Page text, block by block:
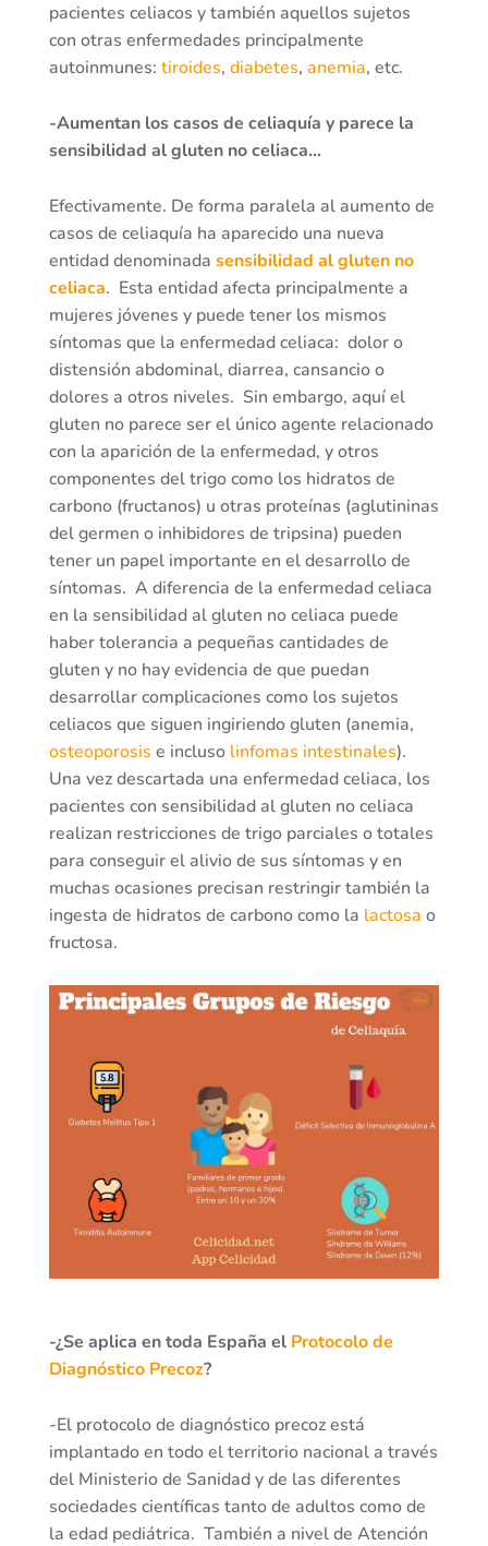
pacientes celiacos y también aquellos sujetos
con otras enfermedades principalmente
autoinmunes: tiroides, diabetes, anemia, etc.
-Aumentan los casos de celiaquía y parece la
sensibilidad al gluten no celiaca…
Efectivamente. De forma paralela al aumento de
casos de celiaquía ha aparecido una nueva
entidad denominada sensibilidad al gluten no
celiaca. Esta entidad afecta principalmente a
mujeres jóvenes y puede tener los mismos
síntomas que la enfermedad celiaca: dolor o
distensión abdominal, diarrea, cansancio o
dolores a otros niveles. Sin embargo, aquí el
gluten no parece ser el único agente relacionado
con la aparición de la enfermedad, y otros
componentes del trigo como los hidratos de
carbono (fructanos) u otras proteínas (aglutininas
del germen o inhibidores de tripsina) pueden
tener un papel importante en el desarrollo de
síntomas. A diferencia de la enfermedad celiaca
en la sensibilidad al gluten no celiaca puede
haber tolerancia a pequeñas cantidades de
gluten y no hay evidencia de que puedan
desarrollar complicaciones como los sujetos
celiacos que siguen ingiriendo gluten (anemia,
osteoporosis e incluso linfomas intestinales).
Una vez descartada una enfermedad celiaca, los
pacientes con sensibilidad al gluten no celiaca
realizan restricciones de trigo parciales o totales
para conseguir el alivio de sus síntomas y en
muchas ocasiones precisan restringir también la
ingesta de hidratos de carbono como la lactosa o
fructosa.
-¿Se aplica en toda España el Protocolo de
Diagnóstico Precoz?
-El protocolo de diagnóstico precoz está
implantado en todo el territorio nacional a través
del Ministerio de Sanidad y de las diferentes
sociedades científicas tanto de adultos como de
la edad pediátrica. También a nivel de Atención